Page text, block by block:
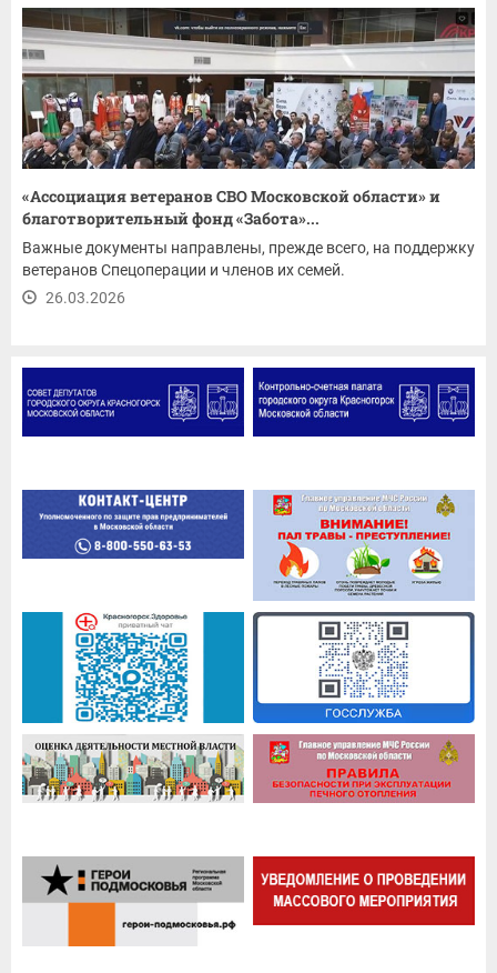
«Ассоциация ветеранов СВО Московской области» и
благотворительный фонд «Забота»...
Важные документы направлены, прежде всего, на поддержку
ветеранов Спецоперации и членов их семей.
26.03.2026